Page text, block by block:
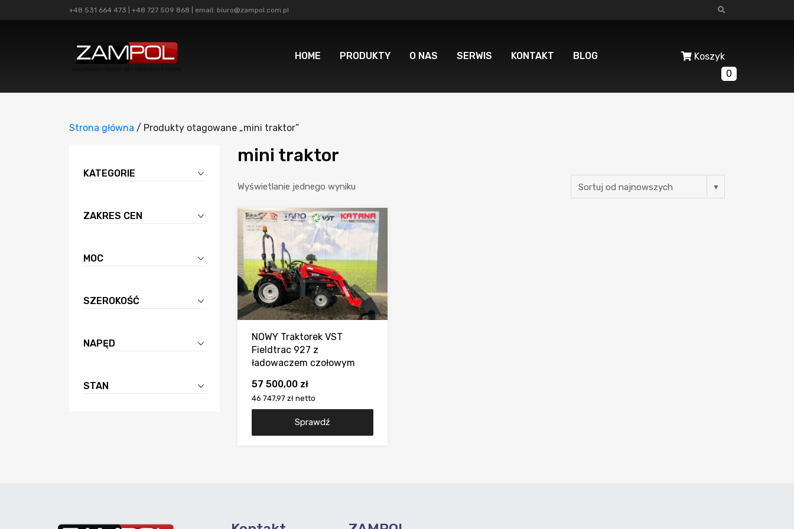
+48 531 664 473 +48 727 509 868 | email: biuro@zampol.com.pl
HOME PRODUKTY O NAS SERWIS KONTAKT BLOG
Koszyk
0
Strona główna / Produkty otagowane „mini traktor”
KATEGORIE
ZAKRES CEN
MOC
SZEROKOŚĆ
NAPĘD
STAN
mini traktor
Wyświetlanie jednego wyniku
NOWY Traktorek VST
Fieldtrac 927 z
ładowaczem czołowym
57 500,00 zł
46 747,97 zł netto
Sprawdź